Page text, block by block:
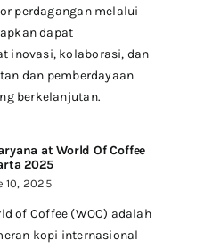
perdagangan melalui
dapat
inovasi, kolaborasi, dan
dan pemberdayaan
berkelanjutan.
at World Of Coffee
2025
10, 2025
of Coffee (WOC) adalah
kopi internasional